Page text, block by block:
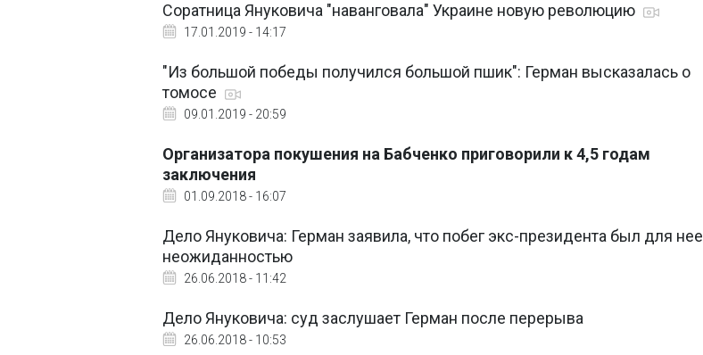
Соратница Януковича "наванговала" Украине новую революцию
17.01.2019 - 14:17
"Из большой победы получился большой пшик": Герман высказалась о
томосе
09.01.2019 - 20:59
Организатора покушения на Бабченко приговорили к 4,5 годам
заключения
01.09.2018 - 16:07
Дело Януковича: Герман заявила, что побег экс-президента был для нее
неожиданностью
26.06.2018 - 11:42
Дело Януковича: суд заслушает Герман после перерыва
26.06.2018 - 10:53